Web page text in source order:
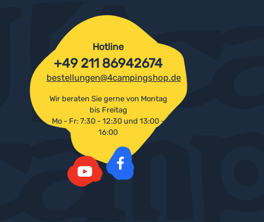
Hotline
+49 211 86942674
bestellungen@4campingshop.de
Wir beraten Sie gerne von Montag
bis Freitag
Mo - Fr: 7:30 - 12:30 und 13:00 -
16:00